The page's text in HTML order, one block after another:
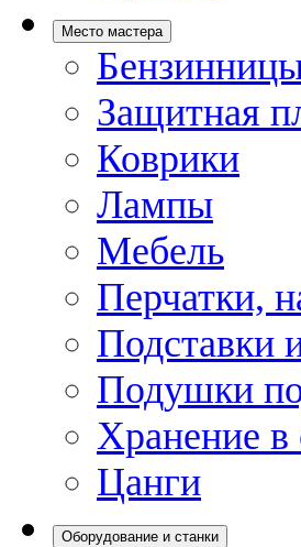
Место мастера
Защитная
Коврики
Лампы
Мебель
Перчатки,
Подставки
Подушки
Хранение в
Цанги
Оборудование и станки